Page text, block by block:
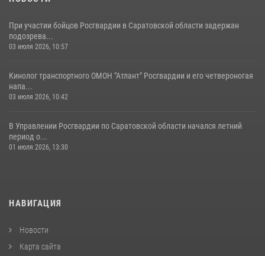
При участии бойцов Росгвардии в Саратовской области задержан
подозрева...
03 июля 2026, 10:57
Кинолог транспортного ОМОН "Атлант" Росгвардии и его четвероногая
напа...
03 июля 2026, 10:42
В Управлении Росгвардии по Саратовской области начался летний
период о...
01 июля 2026, 13:30
НАВИГАЦИЯ
Новости
Карта сайта